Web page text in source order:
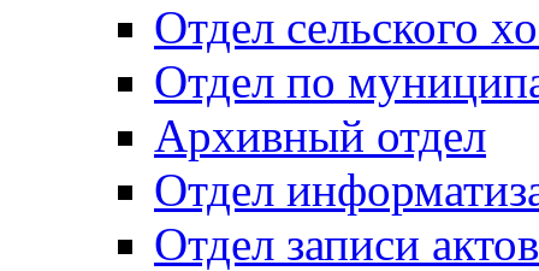
Отдел сельского
Отдел по
Архивный отдел
Отдел
Отдел записи